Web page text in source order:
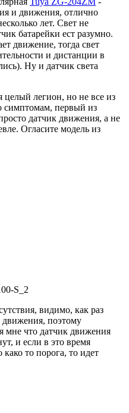
и движения, отлично
лет. Свет не
батарейки ест разумно.
движение, тогда свет
и дистанции в
Ну и датчик света
целый легион, но не все из
симптомам, первый из
датчик движения, а не
Огласите модель из
S_2
видимо, как раз
поэтому
мне что датчик движения
и если в это время
како то порога, то идет